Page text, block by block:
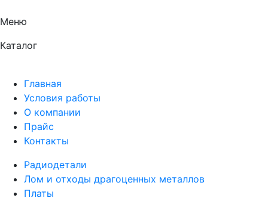
Меню
Каталог
Главная
Условия работы
О компании
Прайс
Контакты
Радиодетали
Лом и отходы драгоценных металлов
Платы